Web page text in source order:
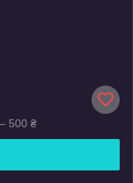
500 ₴